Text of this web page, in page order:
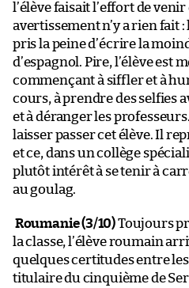
l’élève faisait l’effort de
avertissement n’y a rien fait :
pris la peine d’écrire la
d’espagnol. Pire, l’élève est
commençant à siffler et à
cours, à prendre des selfies
et à déranger les
laisser passer cet élève. Il
et ce, dans un collège
plutôt intérêt à se tenir à
au goulag.
Roumanie (3/10)Toujours
la classe, l’élève roumain
quelques certitudes entre
titulaire du cinquième de